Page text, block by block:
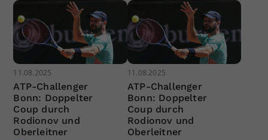
11.08.2025
ATP-Challenger
Bonn: Doppelter
Coup durch
Rodionov und
Oberleitner
11.08.2025
ATP-Challenger
Bonn: Doppelter
Coup durch
Rodionov und
Oberleitner